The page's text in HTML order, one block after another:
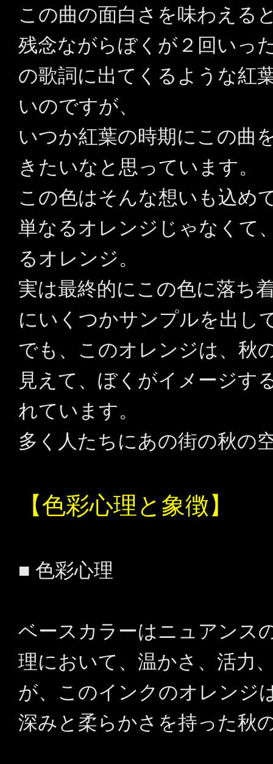
この曲の面白さを味わえる
残念ながらぼくが２回いっ
の歌詞に出てくるような紅
いのですが、
いつか紅葉の時期にこの曲
きたいなと思っています。
この色はそんな想いも込め
単なるオレンジじゃなくて
るオレンジ。
実は最終的にこの色に落ち
にいくつかサンプルを出し
でも、このオレンジは、秋
見えて、ぼくがイメージす
れています。
多く人たちにあの街の秋の
【色彩心理と象徴】
■ 色彩心理
ベースカラーはニュアンス
理において、温かさ、活力
が、このインクのオレンジ
深みと柔らかさを持った秋